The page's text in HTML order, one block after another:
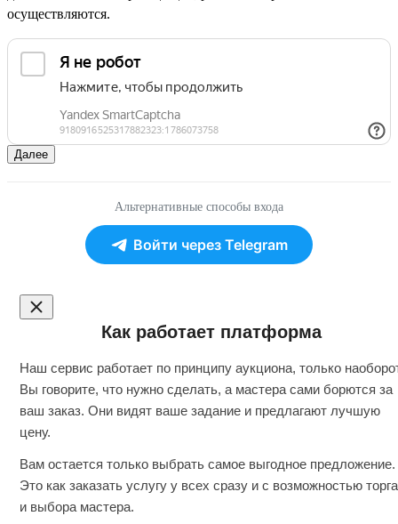
осуществляются.
Далее
Альтернативные способы входа
Войти через Telegram
Как работает платформа
Наш сервис работает по принципу аукциона, только
Вы говорите, что нужно сделать, а мастера сами борются за
ваш заказ. Они видят ваше задание и предлагают лучшую
цену.
Вам остается только выбрать самое выгодное предложение.
Это как заказать услугу у всех сразу и с возможностью торга
и выбора мастера.